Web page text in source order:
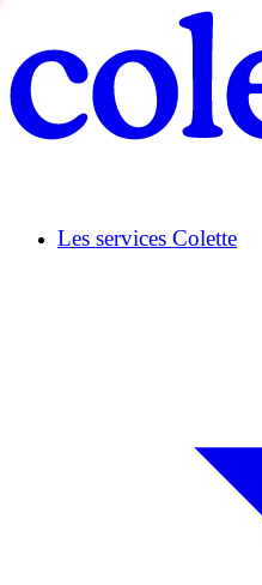
Les services Colette